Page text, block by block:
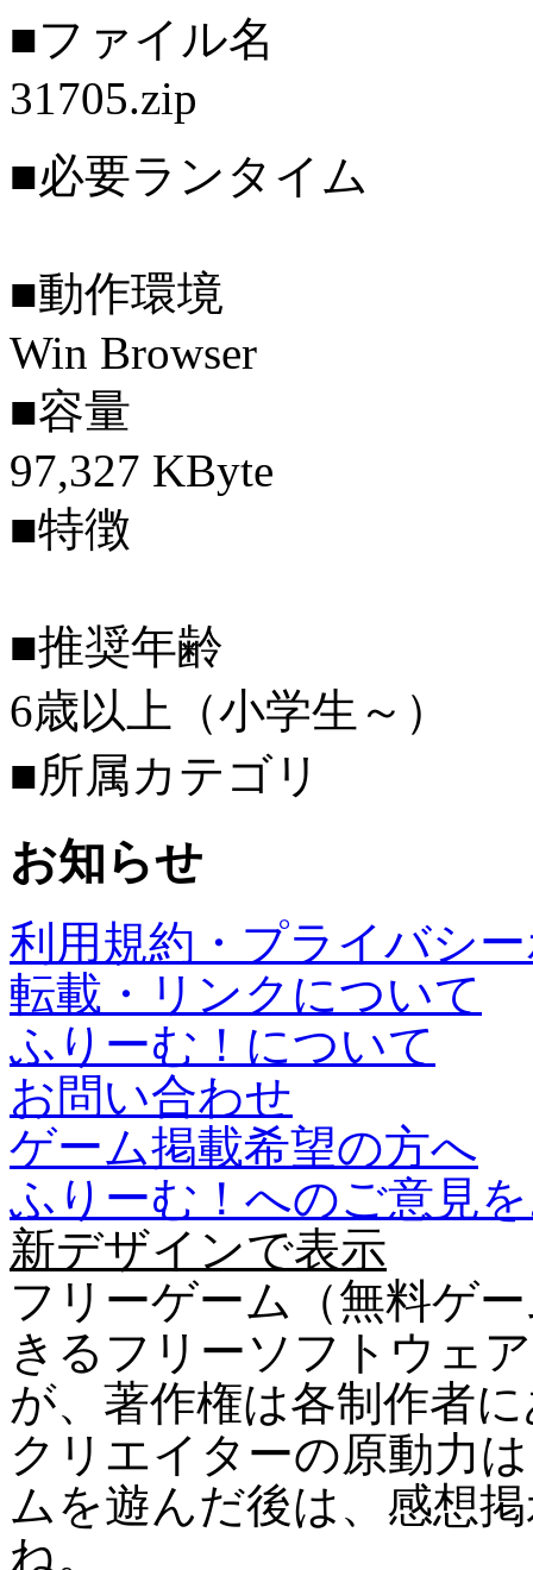
■ファイル名
31705.zip
■必要ランタイム
■動作環境
Win Browser
■容量
97,327 KByte
■特徴
■推奨年齢
6歳以上（小学生～）
■所属カテゴリ
お知らせ
利用規約・プライバシ
転載・リンクについて
ふりーむ！について
お問い合わせ
ゲーム掲載希望の方へ
ふりーむ！へのご意見
新デザインで表示
フリーゲーム（無料ゲ
きるフリーソフトウェ
が、著作権は各制作者
クリエイターの原動力
ムを遊んだ後は、感想
ね。